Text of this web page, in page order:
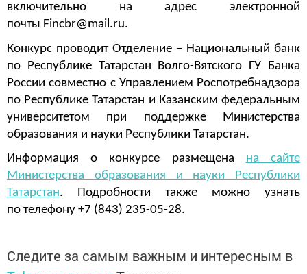
включительно на адрес электронной
почты Fincbr@mail.ru.
Конкурс проводит Отделение – Национальный банк
по Республике Татарстан Волго-Вятского ГУ Банка
России совместно с Управлением Роспотребнадзора
по Республике Татарстан и Казанским федеральным
университетом при поддержке Министерства
образования и науки Республики Татарстан.
Информация о конкурсе размещена на сайте
Министерства образования и науки Республики
Татарстан. Подробности также можно узнать
по телефону +7 (843) 235-05-28.
Следите за самым важным и интересным в